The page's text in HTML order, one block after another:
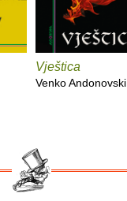
Vještica
Venko Andonovski